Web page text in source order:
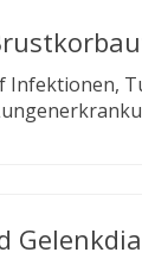
Infektionen,